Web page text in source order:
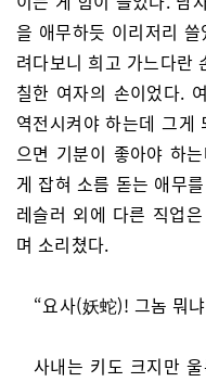
을 애무하듯 이리저리
려다보니 희고 가느다란
칠한 여자의 손이었다.
역전시켜야 하는데 그게
으면 기분이 좋아야 하
게 잡혀 소름 돋는 애무
레슬러 외에 다른 직업
며 소리쳤다.
“요사(妖蛇)! 그놈 뭐
사내는 키도 크지만